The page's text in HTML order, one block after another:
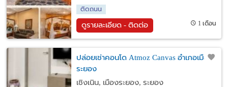
ติดถนน
ดูรายละเอียด - ติดต่อ 1 เดือน
ปล่อยเช่าคอนโด Atmoz Canvas อำเภอเมือง
ระยอง
เชิงเนิน, เมืองระยอง, ระยอง